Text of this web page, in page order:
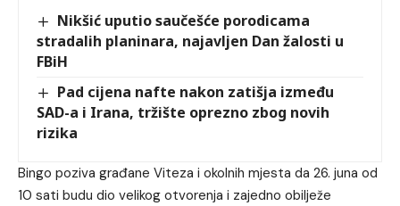
Nikšić uputio saučešće porodicama
stradalih planinara, najavljen Dan žalosti u
FBiH
Pad cijena nafte nakon zatišja između
SAD-a i Irana, tržište oprezno zbog novih
rizika
Bingo poziva građane Viteza i okolnih mjesta da 26. juna od
10 sati budu dio velikog otvorenja i zajedno obilježe